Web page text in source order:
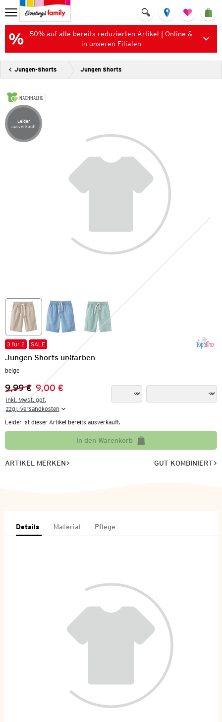
50% auf alle bereits reduzierten Artikel | Online &
in unseren Filialen
Jungen-Shorts Jungen Shorts
NACHHALTIG
Artikel leider ausverkauft
Leider
ausverkauft
3 für 2 SALE
Jungen Shorts unifarben
beige
Vorheriger Preis:
9,99 €
Neuer Preis:
9,00 €
inkl. MwSt. ggf.
zzgl. Versandkosten
Leider ist dieser Artikel bereits ausverkauft.
In den Warenkorb
ARTIKEL MERKEN GUT KOMBINIERT
Details Material Pflege